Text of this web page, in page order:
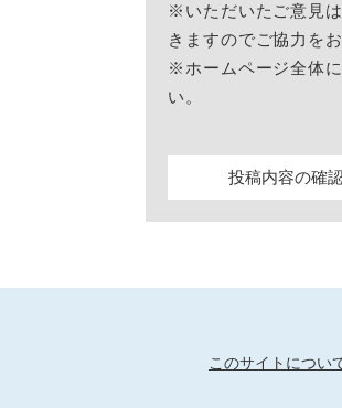
※いただいたご意見
きますのでご協力を
※ホームページ全体
い。
このサイトについ